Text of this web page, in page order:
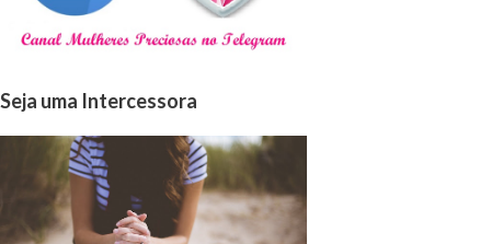
Seja uma Intercessora